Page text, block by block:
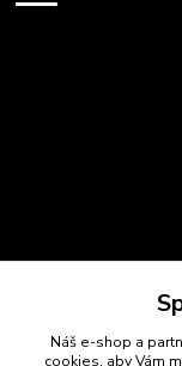
Náš e-shop a
cookies, aby Vám